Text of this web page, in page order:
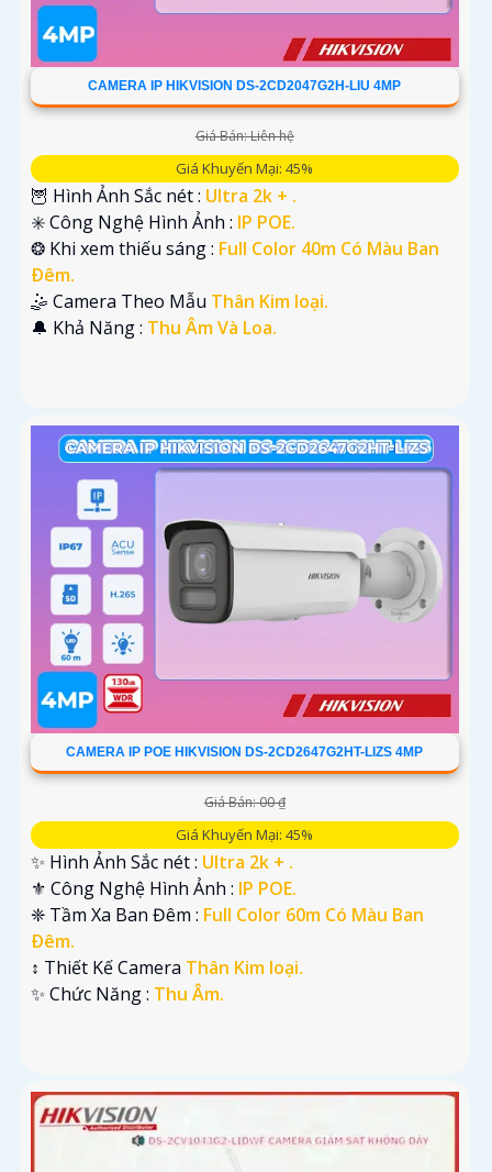
CAMERA IP HIKVISION DS-2CD2047G2H-LIU 4MP
Giá Bán: Liên hệ
Giá Khuyến Mại: 45%
🦉 Hình Ảnh Sắc nét : Ultra 2k + .
✳️ Công Nghệ Hình Ảnh : IP POE.
❂ Khi xem thiếu sáng : Full Color 40m Có Màu Ban
Ðêm.
🤹 Camera Theo Mẫu Thân Kim loại.
️🔔 Khả Năng : Thu Âm Và Loa.
CAMERA IP POE HIKVISION DS-2CD2647G2HT-LIZS 4MP
Giá Bán: 00 ₫
Giá Khuyến Mại: 45%
✨ Hình Ảnh Sắc nét : Ultra 2k + .
⚜️ Công Nghệ Hình Ảnh : IP POE.
❈ Tầm Xa Ban Đêm : Full Color 60m Có Màu Ban
Ðêm.
↕️ Thiết Kế Camera Thân Kim loại.
️✨ Chức Năng : Thu Âm.